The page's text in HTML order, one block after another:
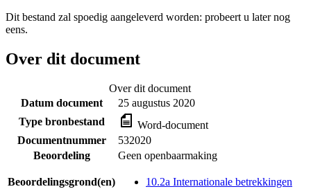
Dit bestand zal spoedig aangeleverd worden: probeert u later nog
eens.
Over dit document
Over dit document
Datum document
25 augustus 2020
Type bronbestand
Word-document
Documentnummer
532020
Beoordeling
Geen openbaarmaking
Beoordelingsgrond(en) 10.2a Internationale betrekkingen